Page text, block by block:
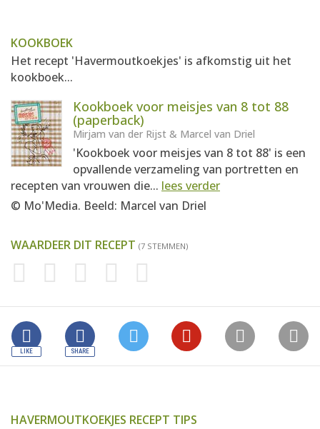
KOOKBOEK
Het recept 'Havermoutkoekjes' is afkomstig uit het
kookboek...
Kookboek voor meisjes van 8 tot 88
(paperback)
Mirjam van der Rijst & Marcel van Driel
'Kookboek voor meisjes van 8 tot 88' is een
opvallende verzameling van portretten en
recepten van vrouwen die... lees verder
© Mo'Media. Beeld: Marcel van Driel
WAARDEER DIT RECEPT (7 STEMMEN)
HAVERMOUTKOEKJES RECEPT TIPS